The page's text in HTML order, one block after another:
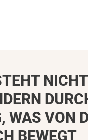
WAS VON
BEWEGT